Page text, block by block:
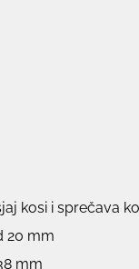
kosi i sprečava
20 mm
mm